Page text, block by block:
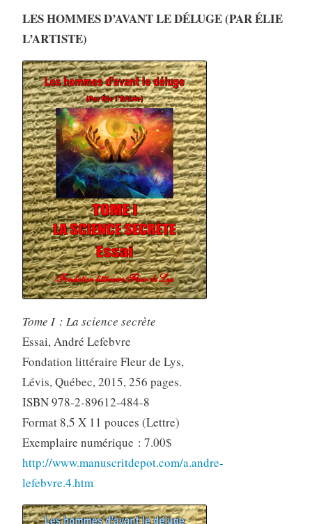
LES HOMMES D’AVANT LE DÉLUGE (PAR ÉLIE
L’ARTISTE)
Tome I : La science secrète
Essai, André Lefebvre
Fondation littéraire Fleur de Lys,
Lévis, Québec, 2015, 256 pages.
ISBN 978-2-89612-484-8
Format 8,5 X 11 pouces (Lettre)
Exemplaire numérique : 7.00$
http://www.manuscritdepot.com/a.andre-
lefebvre.4.htm